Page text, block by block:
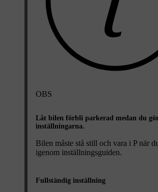
OBS
Låt bilen förbli parkerad medan du
inställningarna.
Bilen måste stå still och vara i P när
igenom inställningsguiden.
Fullständig inställning